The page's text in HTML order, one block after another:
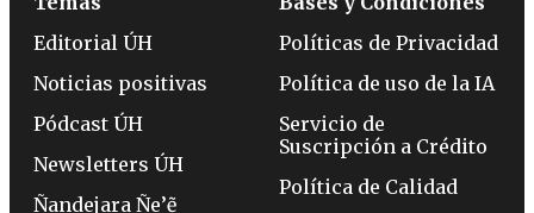
Editorial ÚH
Noticias positivas
Pódcast ÚH
Newsletters ÚH
Ñandejara Ñe’ẽ
Políticas de Privacidad
Política de uso de la IA
Servicio de
Suscripción a Crédito
Política de Calidad